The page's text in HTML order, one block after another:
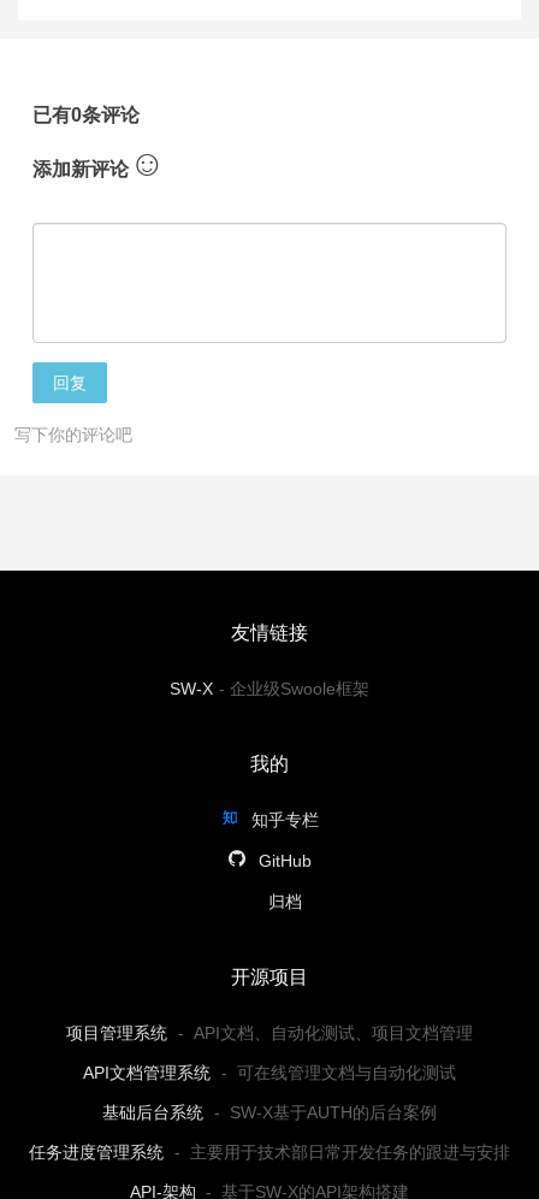
已有0条评论
添加新评论☺
回复
写下你的评论吧
友情链接
SW-X - 企业级Swoole框架
我的
知乎专栏
GitHub
归档
开源项目
项目管理系统 - API文档、自动化测试、项目文档管理
API文档管理系统 - 可在线管理文档与自动化测试
基础后台系统 - SW-X基于AUTH的后台案例
任务进度管理系统 - 主要用于技术部日常开发任务的跟进与安排
API-架构 - 基于SW-X的API架构搭建